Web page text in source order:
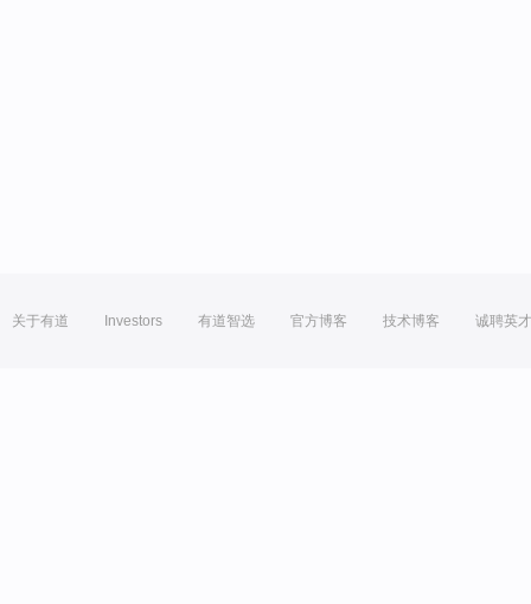
关于有道 Investors 有道智选 官方博客 技术博客 诚聘英才